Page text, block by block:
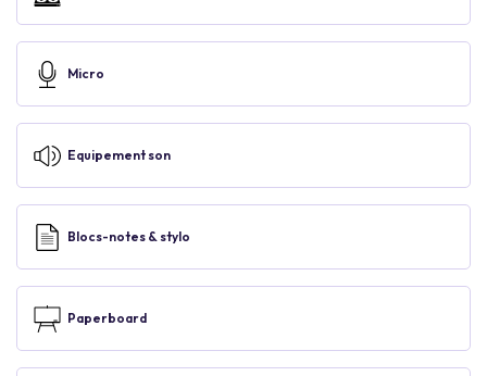
Micro
Equipement son
Blocs-notes & stylo
Paperboard